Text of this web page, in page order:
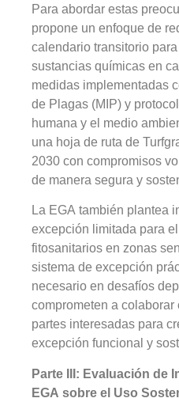
Para abordar estas
propone un enfoque de
calendario transitorio
sustancias químicas en
medidas implementadas
de Plagas (MIP) y
humana y el medio
una hoja de ruta de
2030 con compromisos
de manera segura y
La EGA también plantea
excepción limitada para
fitosanitarios en zonas
sistema de excepción
necesario en desafíos
comprometen a
partes interesadas para
excepción funcional y
Parte III: Evaluación de
EGA sobre el Uso